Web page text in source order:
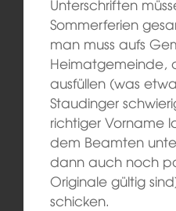
Unterschriften
Sommerferien
man muss aufs
Heimatgemeinde,
ausfüllen (was
Staudinger
richtiger Vorname
dem Beamten
dann auch noch
Originale gültig
schicken.